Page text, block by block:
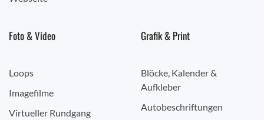
Foto & Video
Loops
Imagefilme
Virtueller Rundgang
Grafik & Print
Blöcke, Kalender &
Aufkleber
Autobeschriftungen